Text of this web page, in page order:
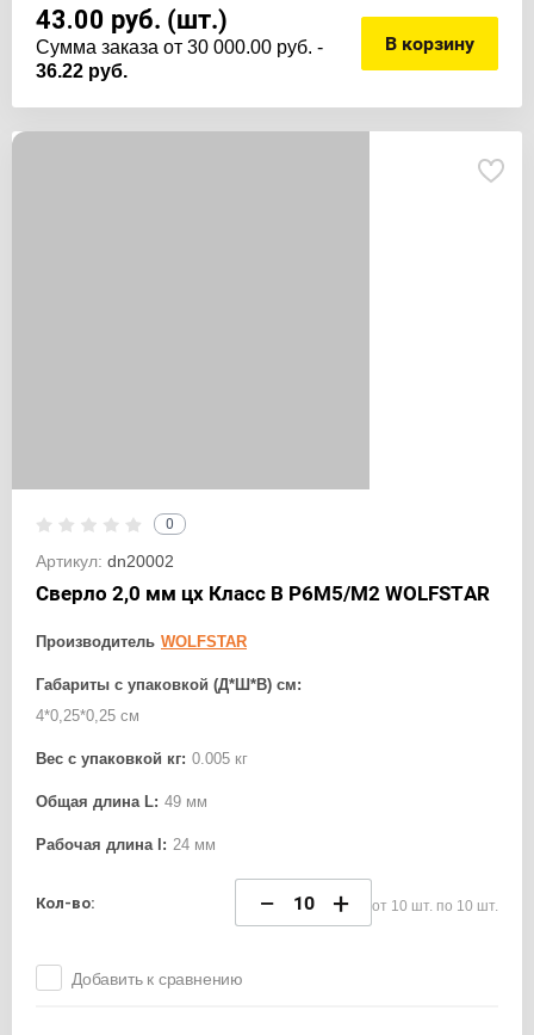
43.00 руб. (шт.)
Cумма заказа от 30 000.00 руб. -
36.22 руб.
В корзину
0
Артикул: dn20002
Сверло 2,0 мм цх Класс В Р6М5/М2 WOLFSTAR
Производитель WOLFSTAR
Габариты с упаковкой (Д*Ш*В) см:
4*0,25*0,25 см
Вес с упаковкой кг: 0.005 кг
Общая длина L: 49 мм
Рабочая длина l: 24 мм
Кол-во: − + от 10 шт. по 10 шт.
Добавить к сравнению